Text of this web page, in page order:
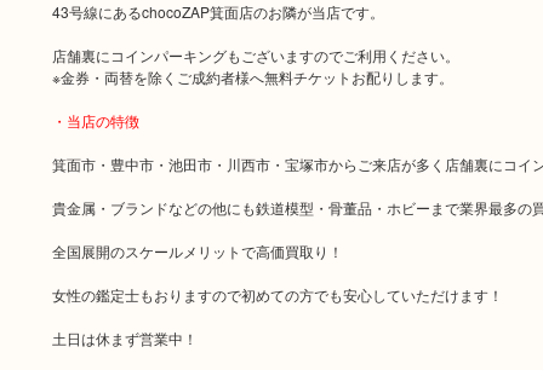
43号線にあるchocoZAP箕面店のお隣が当店です。
店舗裏にコインパーキングもございますのでご利用ください。
※金券・両替を除くご成約者様へ無料チケットお配りします。
・当店の特徴
箕面市・豊中市・池田市・川西市・宝塚市からご来店が多く店舗裏にコ
貴金属・ブランドなどの他にも鉄道模型・骨董品・ホビーまで業界最多
全国展開のスケールメリットで高価買取り！
女性の鑑定士もおりますので初めての方でも安心していただけます！
土日は休まず営業中！